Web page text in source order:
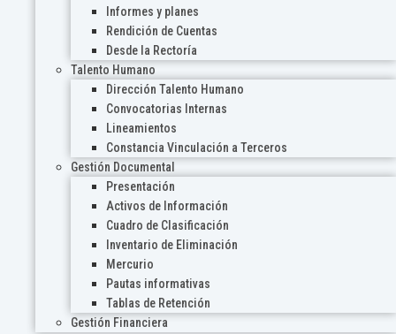
Informes y planes
Rendición de Cuentas
Desde la Rectoría
Talento Humano
Dirección Talento Humano
Convocatorias Internas
Lineamientos
Constancia Vinculación a Terceros
Gestión Documental
Presentación
Activos de Información
Cuadro de Clasificación
Inventario de Eliminación
Mercurio
Pautas informativas
Tablas de Retención
Gestión Financiera